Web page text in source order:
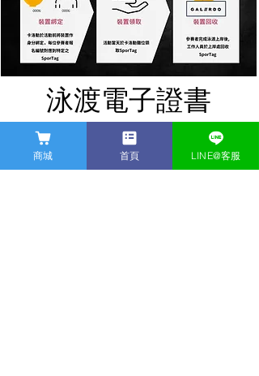
泳渡電子證書
游泳者在泳渡完成後,還可以到官方
LINE@索取專屬於你的泳渡電子證書,
上面將有個人游泳時間、配速以及游
商城 首頁 LINE@客服